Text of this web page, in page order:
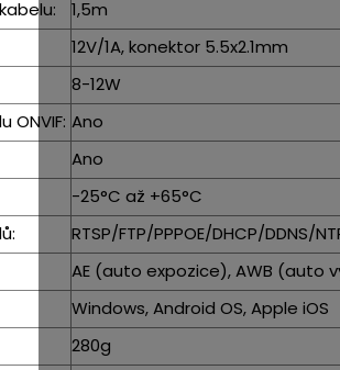
1,5m
12V/1A, konektor 5.5x2.1mm
8-12W
ONVIF: Ano
Ano
-25°C až +65°C
RTSP/FTP/PPPOE/DHCP/DDNS/
AE (auto expozice), AWB (auto
Windows, Android OS, Apple iOS
280g